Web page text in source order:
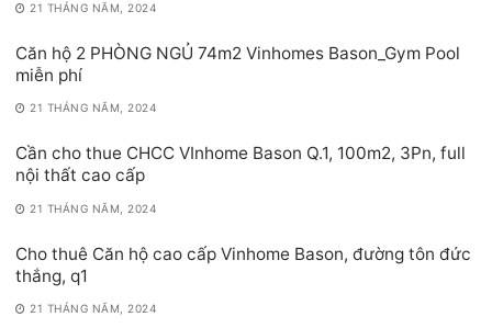
21 THÁNG NĂM, 2024
Căn hộ 2 PHÒNG NGỦ 74m2 Vinhomes Bason_Gym Pool
miễn phí
21 THÁNG NĂM, 2024
Cần cho thue CHCC VInhome Bason Q.1, 100m2, 3Pn, full
nội thất cao cấp
21 THÁNG NĂM, 2024
Cho thuê Căn hộ cao cấp Vinhome Bason, đường tôn đức
thắng, q1
21 THÁNG NĂM, 2024